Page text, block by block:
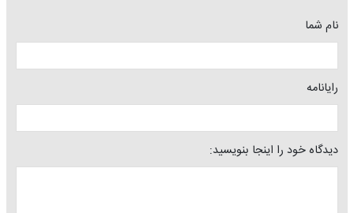
نام شما
رایانامه
دیدگاه خود را اینجا بنویسید: